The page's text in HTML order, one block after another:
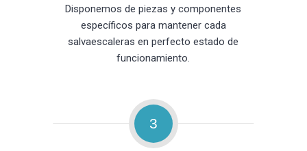
Disponemos de piezas y componentes
específicos para mantener cada
salvaescaleras en perfecto estado de
funcionamiento.
3